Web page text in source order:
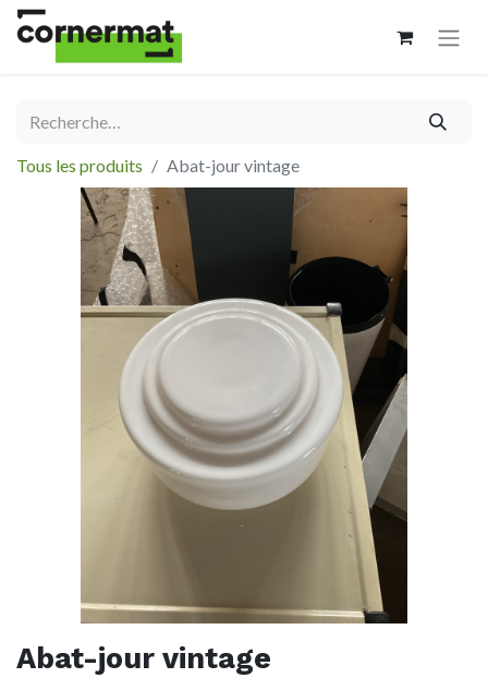
Tous les produits Abat-jour vintage
Abat-jour vintage